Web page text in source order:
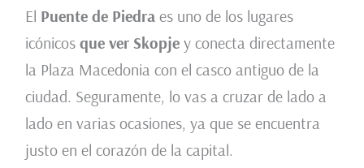
El Puente de Piedraes uno de los lugares
icónicos que ver Skopjey conecta directamente
la Plaza Macedonia con el casco antiguo de la
ciudad. Seguramente, lo vas a cruzar de lado a
lado en varias ocasiones, ya que se encuentra
justo en el corazón de la capital.